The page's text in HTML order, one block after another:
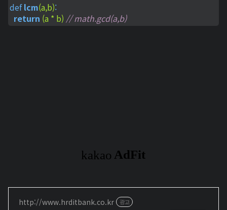
def lcm(a,b):
return (a * b) // math.gcd(a,b)
http://www.hrditbank.co.kr 광고